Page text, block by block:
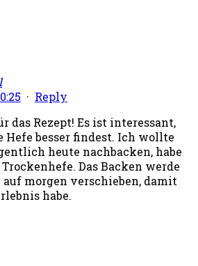
· Reply
das Rezept! Es ist interessant,
Hefe besser findest. Ich wollte
heute nachbacken, habe
Das Backen werde
morgen verschieben, damit
habe.